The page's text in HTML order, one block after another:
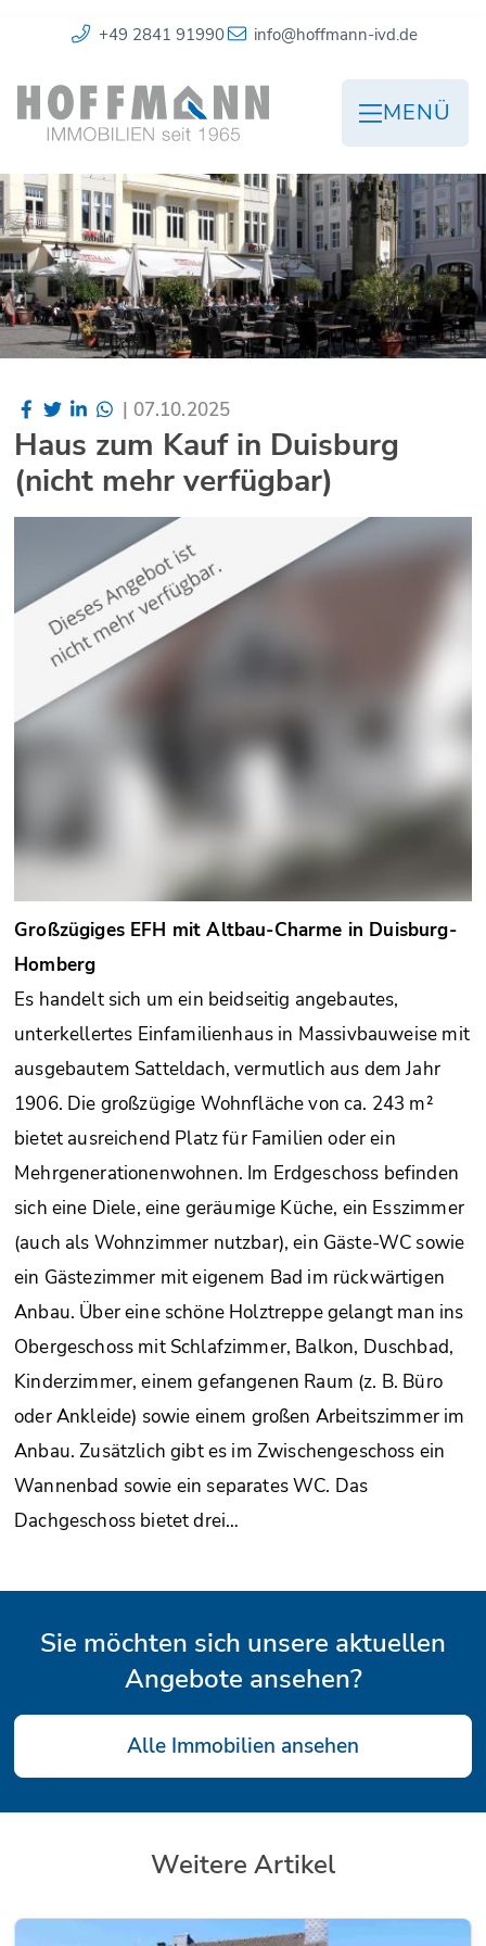
+49 2841 91990 info@hoffmann-ivd.de
MENÜ
| 07.10.2025
Haus zum Kauf in Duisburg
(nicht mehr verfügbar)
Großzügiges EFH mit Altbau-Charme in Duisburg-
Homberg
Es handelt sich um ein beidseitig angebautes,
unterkellertes Einfamilienhaus in Massivbauweise mit
ausgebautem Satteldach, vermutlich aus dem Jahr
1906. Die großzügige Wohnfläche von ca. 243 m²
bietet ausreichend Platz für Familien oder ein
Mehrgenerationenwohnen. Im Erdgeschoss befinden
sich eine Diele, eine geräumige Küche, ein Esszimmer
(auch als Wohnzimmer nutzbar), ein Gäste-WC sowie
ein Gästezimmer mit eigenem Bad im rückwärtigen
Anbau. Über eine schöne Holztreppe gelangt man ins
Obergeschoss mit Schlafzimmer, Balkon, Duschbad,
Kinderzimmer, einem gefangenen Raum (z. B. Büro
oder Ankleide) sowie einem großen Arbeitszimmer im
Anbau. Zusätzlich gibt es im Zwischengeschoss ein
Wannenbad sowie ein separates WC. Das
Dachgeschoss bietet drei…
Sie möchten sich unsere aktuellen
Angebote ansehen?
Alle Immobilien ansehen
Weitere Artikel